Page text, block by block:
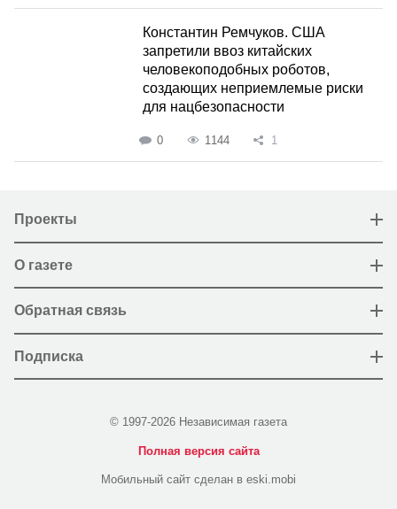
Константин Ремчуков. США
запретили ввоз китайских
человекоподобных роботов,
создающих неприемлемые риски
для нацбезопасности
0 1144 1
Проекты
О газете
Обратная связь
Подписка
© 1997-2026 Независимая газета
Полная версия сайта
Мобильный сайт сделан в eski.mobi